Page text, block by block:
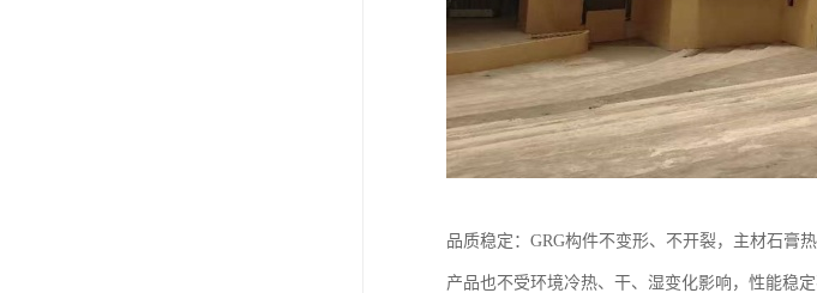
品质稳定：GRG构件不变形、不开裂，主材石膏
产品也不受环境冷热、干、湿变化影响，性能稳